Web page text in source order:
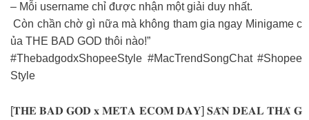
– Mỗi username chỉ được nhận một giải duy nhất.
Còn chần chờ gì nữa mà không tham gia ngay Minigame c
ủa THE BAD GOD thôi nào!”
#ThebadgodxShopeeStyle #MacTrendSongChat #Shopee
Style
[𝐓𝐇𝐄 𝐁𝐀𝐃 𝐆𝐎𝐃 𝐱 𝐌𝐄𝐓𝐀 𝐄𝐂𝐎𝐌 𝐃𝐀𝐘] 𝐒𝐀̆𝐍 𝐃𝐄𝐀𝐋 𝐓𝐇𝐀̉ 𝐆